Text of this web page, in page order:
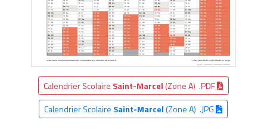
Calendrier Scolaire Saint-Marcel (Zone A) .PDF
Calendrier Scolaire Saint-Marcel(Zone A) .JPG